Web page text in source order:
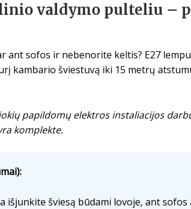
valdymo pulteliu –
ant sofos ir nebenorite keltis? E27
kambario šviestuvą iki 15 metrų
papildomų elektros instaliacijos
komplekte.
išjunkite šviesą būdami lovoje, ant